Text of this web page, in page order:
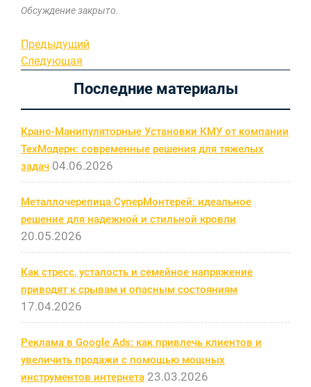
Обсуждение закрыто.
Навигация
по
записям
Предыдущая
запись
Предыдущий
Следующая
Следующая
Последние материалы
Крано-Манипуляторные Установки КМУ от компании
ТехМодерн: современные решения для тяжелых
задач 04.06.2026
Металлочерепица СуперМонтерей: идеальное
решение для надежной и стильной кровли
20.05.2026
Как стресс, усталость и семейное напряжение
приводят к срывам и опасным состояниям
17.04.2026
Реклама в Google Ads: как привлечь клиентов и
увеличить продажи с помощью мощных
инструментов интернета 23.03.2026